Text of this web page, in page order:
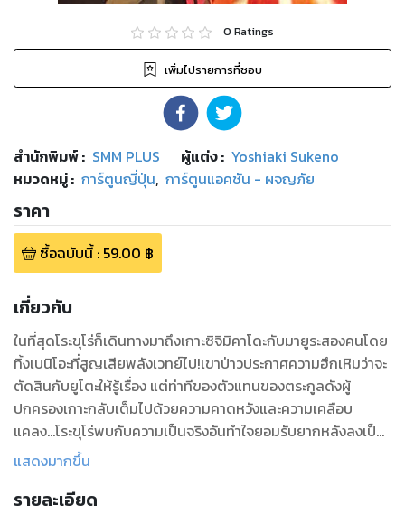
0 Ratings
เพิ่มไปรายการที่ชอบ
สำนักพิมพ์: SMM PLUS ผู้แต่ง : Yoshiaki Sukeno
หมวดหมู่: การ์ตูนญี่ปุ่น, การ์ตูนแอคชัน - ผจญภัย
ราคา
ซื้อฉบับนี้: 59.00 ฿
เกี่ยวกับ
ในที่สุดโระขุโร่ก็เดินทางมาถึงเกาะซิจิมิคาโดะกับมายูระสองคนโดย
ทิ้งเบนิโอะที่สูญเสียพลังเวทย์ไป!เขาป่าวประกาศความฮึกเหิมว่าจะ
ตัดสินกับยูโตะให้รู้เรื่อง แต่ท่าทีของตัวแทนของตระกูลดังผู้
ปกครองเกาะกลับเต็มไปด้วยความคาดหวังและความเคลือบ
แคลง...โระขุโร่พบกับความเป็นจริงอันทำใจยอมรับยากหลังลงเป็น
แนวหน้าในสนามรบจึงเตรียมใจพบกับบททดสอบบทใหม่ต่อจากนี้!
แสดงมากขึ้น
รายละเอียด